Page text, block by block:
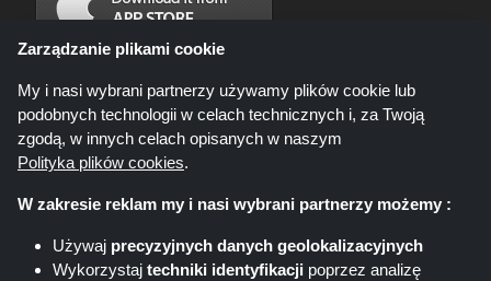
Shoppingspout.com/pl ani jego personel nie są zaangażowani, gdy
Zarządzanie plikami cookie
My i nasi wybrani partnerzy używamy plików cookie lub
podobnych technologii w celach technicznych i, za Twoją
zgodą, w innych celach opisanych w naszym
Polityka plików cookies.
W zakresie reklam my i nasi wybrani partnerzy możemy :
Używaj precyzyjnych danych geolokalizacyjnych
Wykorzystaj techniki identyfikacji poprzez analizę